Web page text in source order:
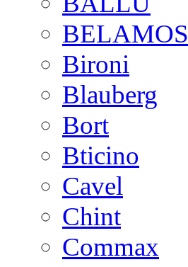
BELAMOS
Bironi
Blauberg
Bort
Bticino
Cavel
Chint
Commax